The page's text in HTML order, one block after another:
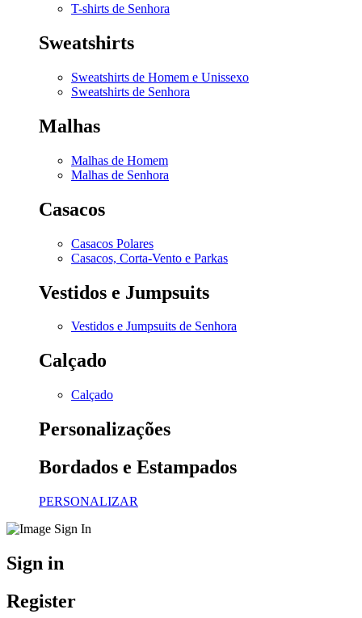
T-shirts de Senhora
Sweatshirts
Sweatshirts de Homem e Unissexo
Sweatshirts de Senhora
Malhas
Malhas de Homem
Malhas de Senhora
Casacos
Casacos Polares
Casacos, Corta-Vento e Parkas
Vestidos e Jumpsuits
Vestidos e Jumpsuits de Senhora
Calçado
Calçado
Personalizações
Bordados e Estampados
PERSONALIZAR
Sign in
Register